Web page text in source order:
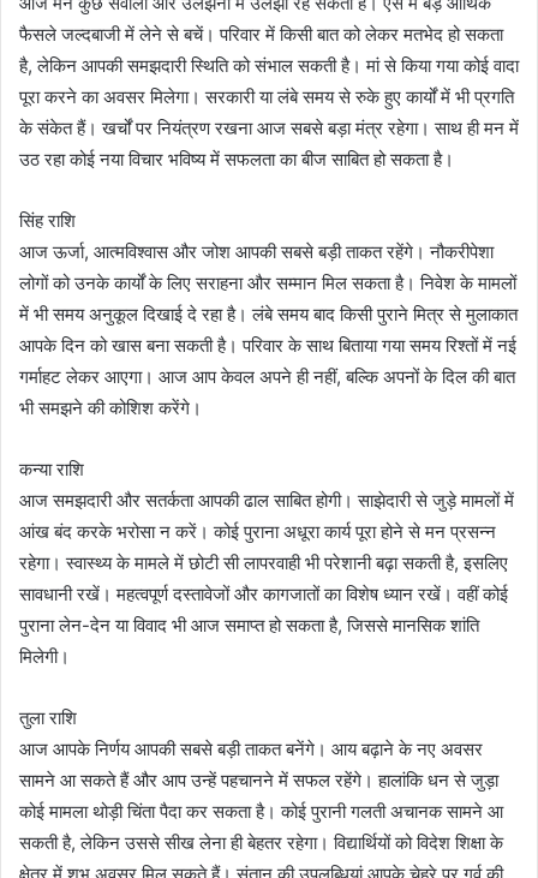
फैसले जल्दबाजी में लेने से बचें। परिवार में किसी बात को लेकर मतभेद हो सकता
है, लेकिन आपकी समझदारी स्थिति को संभाल सकती है। मां से किया गया कोई वादा
पूरा करने का अवसर मिलेगा। सरकारी या लंबे समय से रुके हुए कार्यों में भी प्रगति
के संकेत हैं। खर्चों पर नियंत्रण रखना आज सबसे बड़ा मंत्र रहेगा। साथ ही मन में
उठ रहा कोई नया विचार भविष्य में सफलता का बीज साबित हो सकता है।
सिंह राशि
आज ऊर्जा, आत्मविश्वास और जोश आपकी सबसे बड़ी ताकत रहेंगे। नौकरीपेशा
लोगों को उनके कार्यों के लिए सराहना और सम्मान मिल सकता है। निवेश के मामलों
में भी समय अनुकूल दिखाई दे रहा है। लंबे समय बाद किसी पुराने मित्र से मुलाकात
आपके दिन को खास बना सकती है। परिवार के साथ बिताया गया समय रिश्तों में नई
गर्माहट लेकर आएगा। आज आप केवल अपने ही नहीं, बल्कि अपनों के दिल की बात
भी समझने की कोशिश करेंगे।
कन्या राशि
आज समझदारी और सतर्कता आपकी ढाल साबित होगी। साझेदारी से जुड़े मामलों में
आंख बंद करके भरोसा न करें। कोई पुराना अधूरा कार्य पूरा होने से मन प्रसन्न
रहेगा। स्वास्थ्य के मामले में छोटी सी लापरवाही भी परेशानी बढ़ा सकती है, इसलिए
सावधानी रखें। महत्वपूर्ण दस्तावेजों और कागजातों का विशेष ध्यान रखें। वहीं कोई
पुराना लेन-देन या विवाद भी आज समाप्त हो सकता है, जिससे मानसिक शांति
मिलेगी।
तुला राशि
आज आपके निर्णय आपकी सबसे बड़ी ताकत बनेंगे। आय बढ़ाने के नए अवसर
सामने आ सकते हैं और आप उन्हें पहचानने में सफल रहेंगे। हालांकि धन से जुड़ा
कोई मामला थोड़ी चिंता पैदा कर सकता है। कोई पुरानी गलती अचानक सामने आ
सकती है, लेकिन उससे सीख लेना ही बेहतर रहेगा। विद्यार्थियों को विदेश शिक्षा के
क्षेत्र में शुभ अवसर मिल सकते हैं। संतान की उपलब्धियां आपके चेहरे पर गर्व की